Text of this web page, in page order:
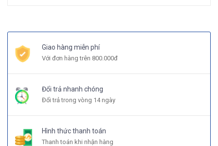
Giao hàng miễn phí
Với đơn hàng trên 800.000đ
Đổi trả nhanh chóng
Đổi trả trong vòng 14 ngày
Hình thức thanh toán
Thanh toán khi nhận hàng